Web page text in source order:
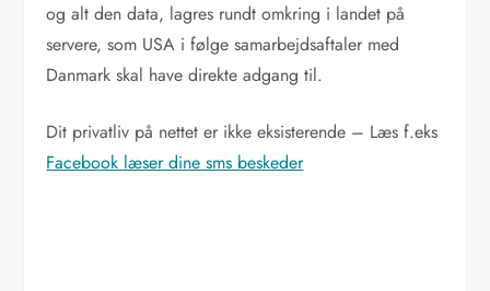
og alt den data, lagres rundt omkring i landet på
servere, som USA i følge samarbejdsaftaler med
Danmark skal have direkte adgang til.
Dit privatliv på nettet er ikke eksisterende – Læs f.eks
Facebook læser dine sms beskeder